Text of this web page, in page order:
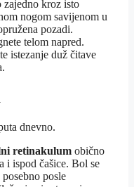
zajedno kroz isto
nogom savijenom u
pozadi.
telom napred.
istezanje duž čitave
dnevno.
retinakulum obično
i ispod čašice. Bol se
posle